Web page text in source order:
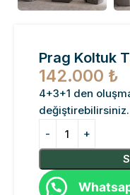
Prag Koltuk
142.000 ₺
4+3+1 den
değiştirebilirsiniz.